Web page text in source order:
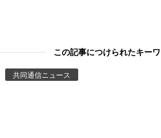
この記事につけられたキー
共同通信ニュース